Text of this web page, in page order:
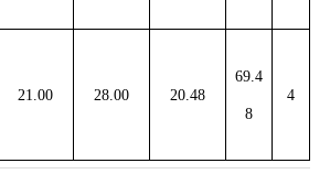
21.00 28.00 20.48
69.4
8
4